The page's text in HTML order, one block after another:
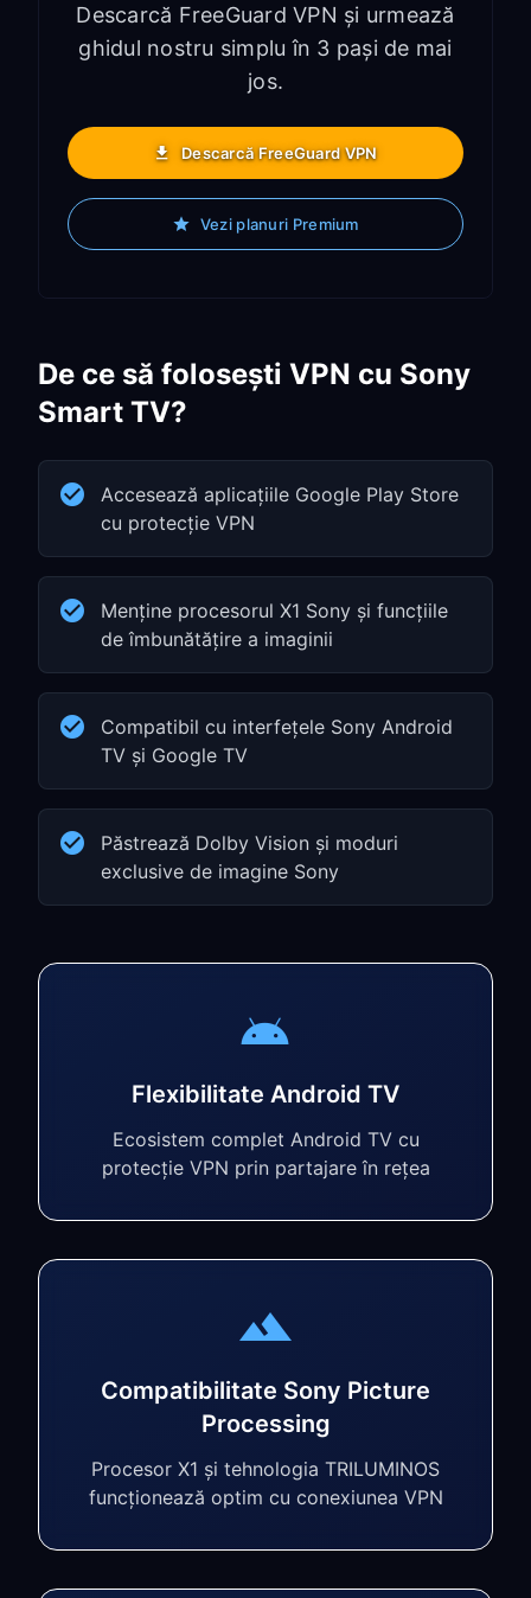
Descarcă FreeGuard VPN și urmează
ghidul nostru simplu în 3 pași de mai
jos.
Descarcă FreeGuard VPN
Vezi planuri Premium
De ce să folosești VPN cu Sony
Smart TV?
Accesează aplicațiile Google Play Store
cu protecție VPN
Menține procesorul X1 Sony și funcțiile
de îmbunătățire a imaginii
Compatibil cu interfețele Sony Android
TV și Google TV
Păstrează Dolby Vision și moduri
exclusive de imagine Sony
Flexibilitate Android TV
Ecosistem complet Android TV cu
protecție VPN prin partajare în rețea
Compatibilitate Sony Picture
Processing
Procesor X1 și tehnologia TRILUMINOS
funcționează optim cu conexiunea VPN